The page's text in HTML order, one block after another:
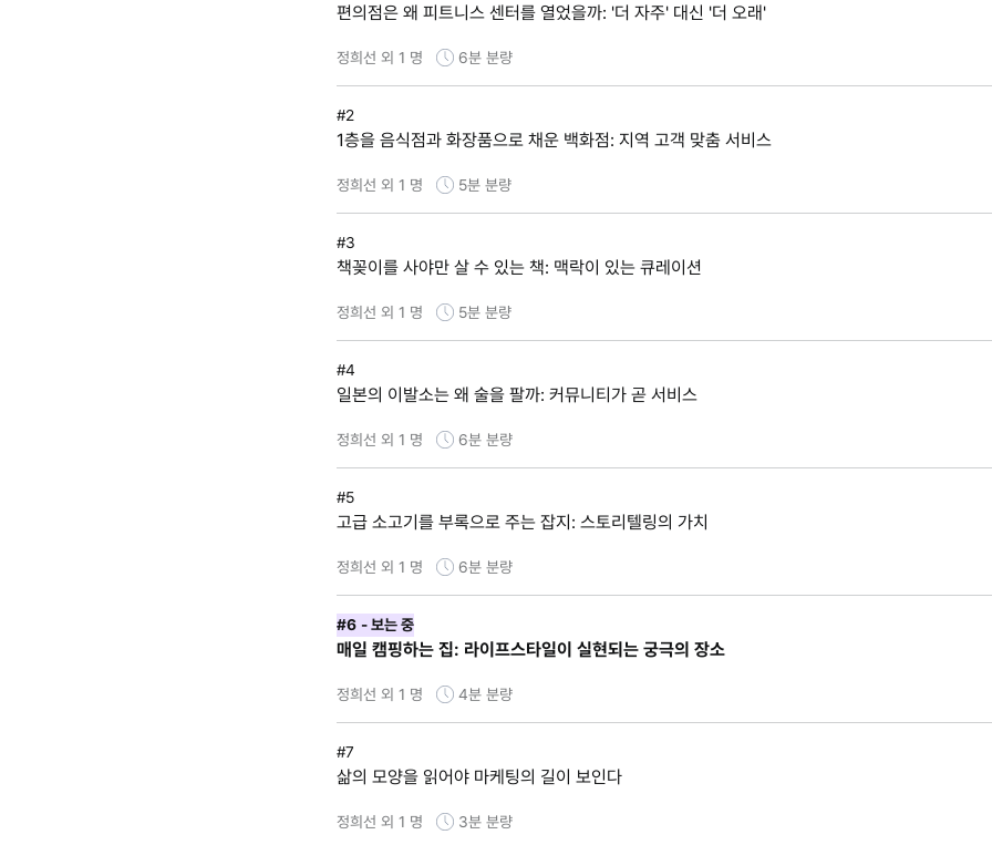
편의점은 왜 피트니스 센터를 열었을까: '더 자주' 대신 '더 오래'
정희선 외 1 명 6분 분량
#2
1층을 음식점과 화장품으로 채운 백화점: 지역 고객 맞춤 서비스
정희선 외 1 명 5분 분량
#3
책꽂이를 사야만 살 수 있는 책: 맥락이 있는 큐레이션
정희선 외 1 명 5분 분량
#4
일본의 이발소는 왜 술을 팔까: 커뮤니티가 곧 서비스
정희선 외 1 명 6분 분량
#5
고급 소고기를 부록으로 주는 잡지: 스토리텔링의 가치
정희선 외 1 명 6분 분량
#6 - 보는 중
매일 캠핑하는 집: 라이프스타일이 실현되는 궁극의 장소
정희선 외 1 명 4분 분량
#7
삶의 모양을 읽어야 마케팅의 길이 보인다
정희선 외 1 명 3분 분량